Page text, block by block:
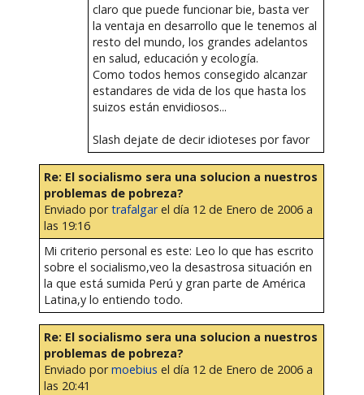
claro que puede funcionar bie, basta ver
la ventaja en desarrollo que le tenemos al
resto del mundo, los grandes adelantos
en salud, educación y ecología.
Como todos hemos consegido alcanzar
estandares de vida de los que hasta los
suizos están envidiosos...
Slash dejate de decir idioteses por favor
Re: El socialismo sera una solucion a nuestros
problemas de pobreza?
Enviado portrafalgarel día 12 de Enero de 2006 a
las 19:16
Mi criterio personal es este: Leo lo que has escrito
sobre el socialismo,veo la desastrosa situación en
la que está sumida Perú y gran parte de América
Latina,y lo entiendo todo.
Re: El socialismo sera una solucion a nuestros
problemas de pobreza?
Enviado pormoebius el día 12 de Enero de 2006 a
las 20:41